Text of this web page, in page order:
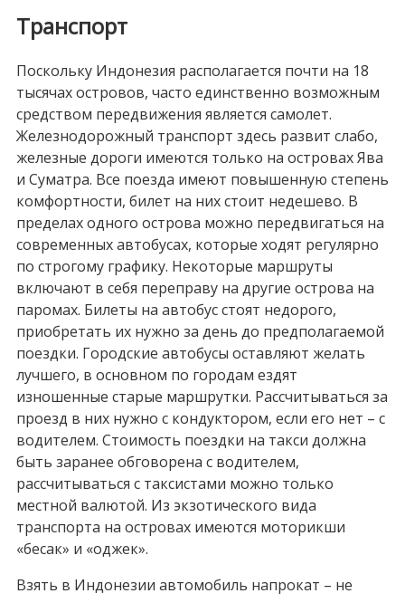
Транспорт
Поскольку Индонезия располагается почти на 18
тысячах островов, часто единственно возможным
средством передвижения является самолет.
Железнодорожный транспорт здесь развит слабо,
железные дороги имеются только на островах Ява
и Суматра. Все поезда имеют повышенную степень
комфортности, билет на них стоит недешево. В
пределах одного острова можно передвигаться на
современных автобусах, которые ходят регулярно
по строгому графику. Некоторые маршруты
включают в себя переправу на другие острова на
паромах. Билеты на автобус стоят недорого,
приобретать их нужно за день до предполагаемой
поездки. Городские автобусы оставляют желать
лучшего, в основном по городам ездят
изношенные старые маршрутки. Рассчитываться за
проезд в них нужно с кондуктором, если его нет – с
водителем. Стоимость поездки на такси должна
быть заранее обговорена с водителем,
рассчитываться с таксистами можно только
местной валютой. Из экзотического вида
транспорта на островах имеются моторикши
«бесак» и «оджек».
Взять в Индонезии автомобиль напрокат – не